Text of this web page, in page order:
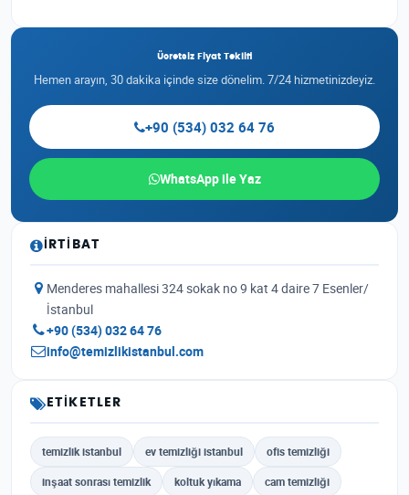
Ücretsiz Fiyat Teklifi
Hemen arayın, 30 dakika içinde size dönelim. 7/24 hizmetinizdeyiz.
+90 (534) 032 64 76
WhatsApp ile Yaz
İRTIBAT
Menderes mahallesi 324 sokak no 9 kat 4 daire 7 Esenler/
İstanbul
+90 (534) 032 64 76
info@temizlikistanbul.com
ETIKETLER
temizlik istanbul ev temizliği istanbul ofis temizliği
inşaat sonrası temizlik koltuk yıkama cam temizliği